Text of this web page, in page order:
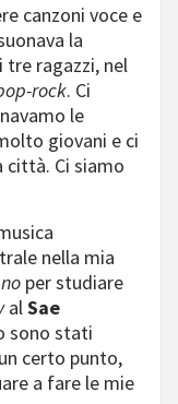
canzoni voce e
la
ragazzi, nel
rock. Ci
le
giovani e ci
Ci siamo
nella mia
per studiare
al Sae
sono stati
certo punto,
a fare le mie